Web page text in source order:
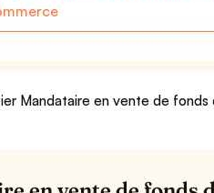
Mandataire en vente de